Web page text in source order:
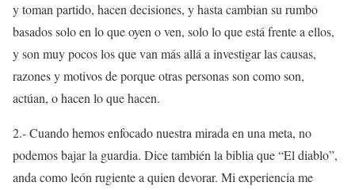
y toman partido, hacen decisiones, y hasta cambian su rumbo
basados solo en lo que oyen o ven, solo lo que está frente a ellos,
y son muy pocos los que van más allá a investigar las causas,
razones y motivos de porque otras personas son como son,
actúan, o hacen lo que hacen.
2.- Cuando hemos enfocado nuestra mirada en una meta, no
podemos bajar la guardia. Dice también la biblia que “El diablo”,
anda como león rugiente a quien devorar. Mi experiencia me